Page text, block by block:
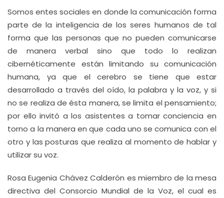
Somos entes sociales en donde la comunicación forma
parte de la inteligencia de los seres humanos de tal
forma que las personas que no pueden comunicarse
de manera verbal sino que todo lo realizan
cibernéticamente están limitando su comunicación
humana, ya que el cerebro se tiene que estar
desarrollado a través del oído, la palabra y la voz, y si
no se realiza de ésta manera, se limita el pensamiento;
por ello invitó a los asistentes a tomar conciencia en
torno a la manera en que cada uno se comunica con el
otro y las posturas que realiza al momento de hablar y
utilizar su voz.
Rosa Eugenia Chávez Calderón es miembro de la mesa
directiva del Consorcio Mundial de la Voz, el cual es